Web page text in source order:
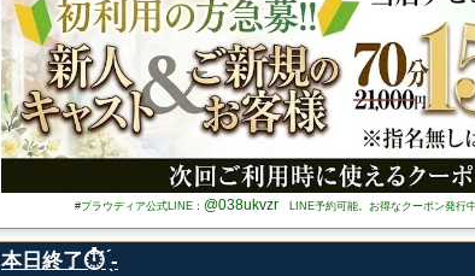
#プラウディア公式LINE： @038ukvzrLINE予約可能。お得なクーポン発行
本日終了⏱ ̖́-‬